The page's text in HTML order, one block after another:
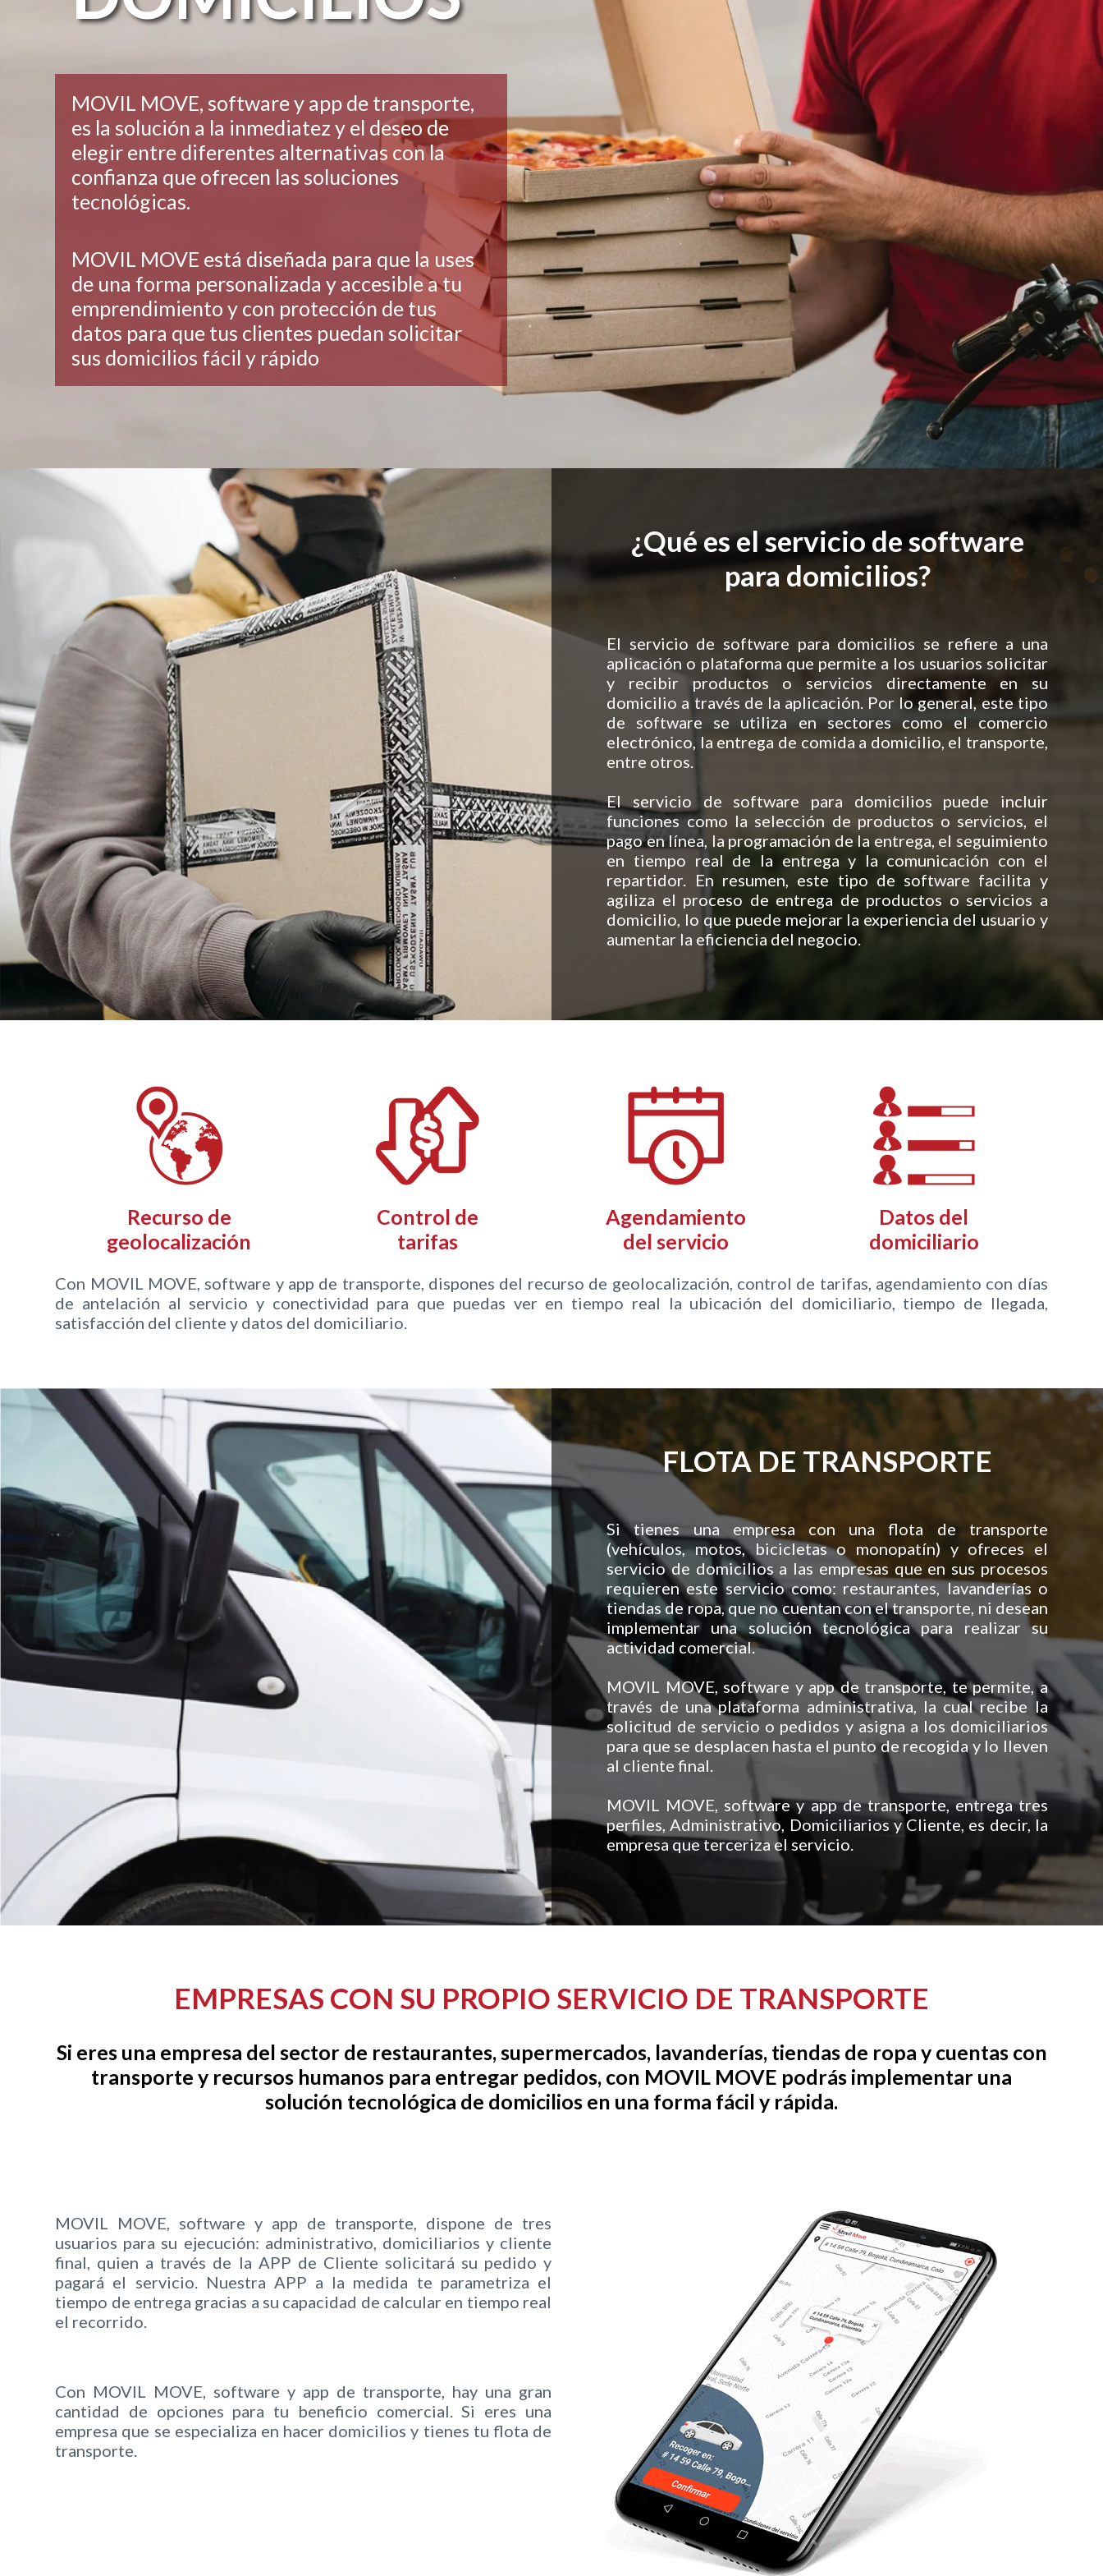
MOVIL MOVE, software y app de transporte,
es la solución a la inmediatez y el deseo de
elegir entre diferentes alternativas con la
confianza que ofrecen las soluciones
tecnológicas.
MOVIL MOVE está diseñada para que la uses
de una forma personalizada y accesible a tu
emprendimiento y con protección de tus
datos para que tus clientes puedan solicitar
sus domicilios fácil y rápido
¿Qué es el servicio de software
para domicilios?
El servicio de software para domicilios se refiere a una
aplicación o plataforma que permite a los usuarios solicitar
y recibir productos o servicios directamente en su
domicilio a través de la aplicación. Por lo general, este tipo
de software se utiliza en sectores como el comercio
electrónico, la entrega de comida a domicilio, el transporte,
entre otros.
El servicio de software para domicilios puede incluir
funciones como la selección de productos o servicios, el
pago en línea, la programación de la entrega, el seguimiento
en tiempo real de la entrega y la comunicación con el
repartidor. En resumen, este tipo de software facilita y
agiliza el proceso de entrega de productos o servicios a
domicilio, lo que puede mejorar la experiencia del usuario y
aumentar la eficiencia del negocio.
Recurso de
geolocalización
Control de
tarifas
Agendamiento
del servicio
Datos del
domiciliario
Con MOVIL MOVE, software y app de transporte, dispones del recurso de geolocalización, control de tarifas, agendamiento con días
de antelación al servicio y conectividad para que puedas ver en tiempo real la ubicación del domiciliario, tiempo de llegada,
satisfacción del cliente y datos del domiciliario.
FLOTA DE TRANSPORTE
Si tienes una empresa con una flota de transporte
(vehículos, motos, bicicletas o monopatín) y ofreces el
servicio de domicilios a las empresas que en sus procesos
requieren este servicio como: restaurantes, lavanderías o
tiendas de ropa, que no cuentan con el transporte, ni desean
implementar una solución tecnológica para realizar su
actividad comercial.
MOVIL MOVE, software y app de transporte, te permite, a
través de una plataforma administrativa, la cual recibe la
solicitud de servicio o pedidos y asigna a los domiciliarios
para que se desplacen hasta el punto de recogida y lo lleven
al cliente final.
MOVIL MOVE, software y app de transporte, entrega tres
perfiles, Administrativo, Domiciliarios y Cliente, es decir, la
empresa que terceriza el servicio.
EMPRESAS CON SU PROPIO SERVICIO DE TRANSPORTE
Si eres una empresa del sector de restaurantes, supermercados, lavanderías, tiendas de ropa y cuentas con
transporte y recursos humanos para entregar pedidos, con MOVIL MOVE podrás implementar una
solución tecnológica de domicilios en una forma fácil y rápida.
MOVIL MOVE, software y app de transporte, dispone de tres
usuarios para su ejecución: administrativo, domiciliarios y cliente
final, quien a través de la APP de Cliente solicitará su pedido y
pagará el servicio. Nuestra APP a la medida te parametriza el
tiempo de entrega gracias a su capacidad de calcular en tiempo real
el recorrido.
Con MOVIL MOVE, software y app de transporte, hay una gran
cantidad de opciones para tu beneficio comercial. Si eres una
empresa que se especializa en hacer domicilios y tienes tu flota de
transporte.